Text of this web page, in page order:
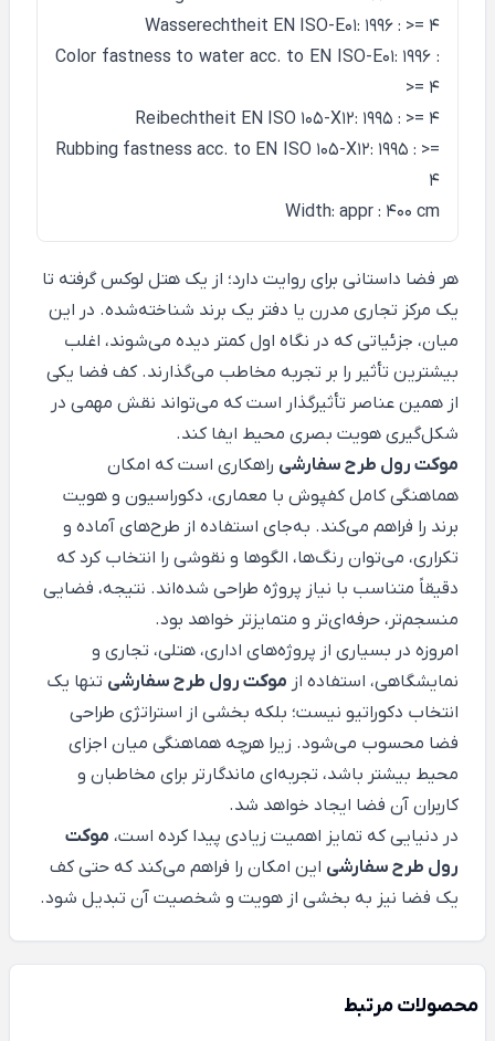
Wasserechtheit EN ISO-E01: 1996 : >= 4
Color fastness to water acc. to EN ISO-E01: 1996 :
>= 4
Reibechtheit EN ISO 105-X12: 1995 : >= 4
Rubbing fastness acc. to EN ISO 105-X12: 1995 : >=
4
Width: appr : 400 cm
هر فضا داستانی برای روایت دارد؛ از یک هتل لوکس گرفته تا
یک مرکز تجاری مدرن یا دفتر یک برند شناخته‌شده. در این
میان، جزئیاتی که در نگاه اول کمتر دیده می‌شوند، اغلب
بیشترین تأثیر را بر تجربه مخاطب می‌گذارند. کف فضا یکی
از همین عناصر تأثیرگذار است که می‌تواند نقش مهمی در
شکل‌گیری هویت بصری محیط ایفا کند.
موکت رول طرح سفارشی راهکاری است که امکان
هماهنگی کامل کفپوش با معماری، دکوراسیون و هویت
برند را فراهم می‌کند. به‌جای استفاده از طرح‌های آماده و
تکراری، می‌توان رنگ‌ها، الگوها و نقوشی را انتخاب کرد که
دقیقاً متناسب با نیاز پروژه طراحی شده‌اند. نتیجه، فضایی
منسجم‌تر، حرفه‌ای‌تر و متمایزتر خواهد بود.
امروزه در بسیاری از پروژه‌های اداری، هتلی، تجاری و
نمایشگاهی، استفاده از موکت رول طرح سفارشی تنها یک
انتخاب دکوراتیو نیست؛ بلکه بخشی از استراتژی طراحی
فضا محسوب می‌شود. زیرا هرچه هماهنگی میان اجزای
محیط بیشتر باشد، تجربه‌ای ماندگارتر برای مخاطبان و
کاربران آن فضا ایجاد خواهد شد.
در دنیایی که تمایز اهمیت زیادی پیدا کرده است، موکت
رول طرح سفارشی این امکان را فراهم می‌کند که حتی کف
یک فضا نیز به بخشی از هویت و شخصیت آن تبدیل شود.
محصولات مرتبط